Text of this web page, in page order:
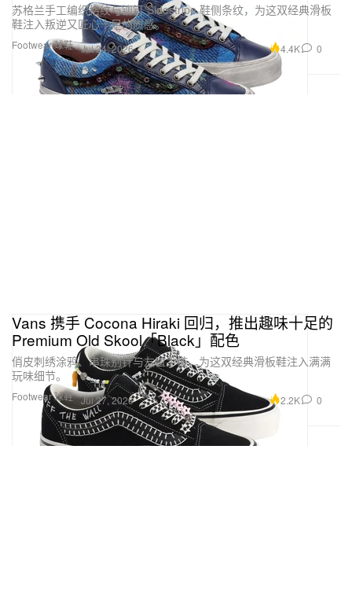
Footwear 球鞋
苏格兰手工编织格纹与铆钉 Sidestripe 鞋侧条纹，为这双经典滑板
鞋注入叛逆又匠心十足的质感。
Jul 24, 2026 4.4K 0
Footwear 球鞋
Vans 携手 Cocona Hiraki 回归，推出趣味十足的
Premium Old Skool「Black」配色
俏皮刺绣涂鸦、串珠别针与友谊手链，为这双经典滑板鞋注入满满
玩味细节。
Jul 27, 2026 2.2K 0